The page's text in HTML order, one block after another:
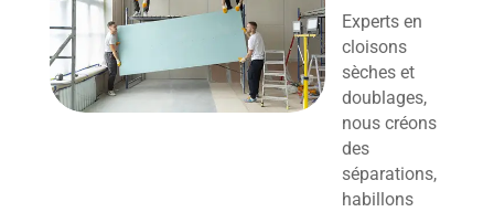
Experts en
cloisons
sèches et
doublages,
nous créons
des
séparations,
habillons